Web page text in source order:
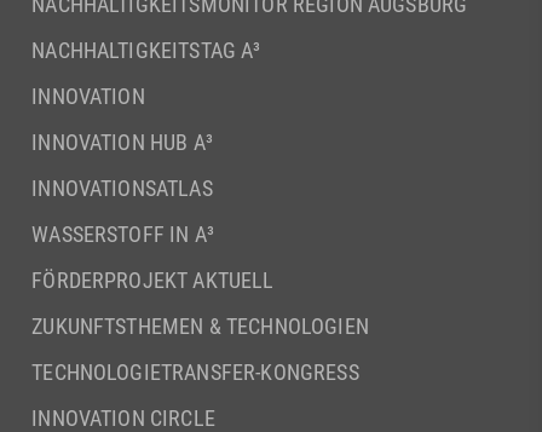
NACHHALTIGKEITSTAG A³
INNOVATION
INNOVATION HUB A³
INNOVATIONSATLAS
WASSERSTOFF IN A³
FÖRDERPROJEKT AKTUELL
ZUKUNFTSTHEMEN & TECHNOLOGIEN
TECHNOLOGIETRANSFER-KONGRESS
INNOVATION CIRCLE